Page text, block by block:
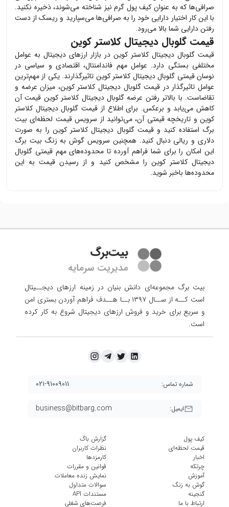
صرافی‌ها که به عنوان کیف پول گرم نیز شناخته می‌شوند، ذخیره نکنید.
با این کار اختیار دارایی خود را به صرافی‌ها می‌سپارید و ریسک از دست
رفتن دارایی شما بالا می‌رود.
قیمت گلوبال دیجیتال کلاستر کوین
قیمت گلوبال دیجیتال کلاستر کوین در بازار ارزهای دیجیتال به عوامل
مختلفی بستگی دارد. عوامل مهم فاندامنتال، اقتصادی و سیاسی در
نوسان قیمتی گلوبال دیجیتال کلاستر کوین تاثیرگذارند. یکی از مهم‌ترین
عوامل تاثیرگذار در قیمتگلوبال دیجیتال کلاستر کوین، میزان عرضه و
تقاضاست. با بالاتر رفتن عرضه گلوبال دیجیتال کلاستر کوین قیمت آن
کاهش می‌یابد و برعکس. برای اطلاع از قیمت گلوبال دیجیتال کلاستر
کوین و تاریخچه قیمتی آن، می‌توانید از سرویس قیمت لحظه‌ای بیت
برگ استفاده کنید و قیمتگلوبال دیجیتال کلاستر کوین را به صورت
دلاری و ریالی دنبال کنید. همچنین سرویس گوش به زنگ بیت برگ
این امکان را برای شما فراهم آورده تا محدوده‌های مهم قیمتی گلوبال
دیجیتال کلاستر کوین را مشخص کنید و از رسیدن قیمت به این
محدوده‌ها باخبر شوید.
بیت برگ مجموعه‌ای دانش بنیان در زمینه ارزهای دیجــیتال
است کــه از ســال ۱۳۹۷ بــا هــدف فراهم آوردن
بستری امن
و سریع برای خرید و فروش ارزهای دیجیتال شروع به کار کرده
است.
ایمیل: business@bitbarg.com
شماره تماس: ۰۲۱-۹۱۰۰۹۰۱۱
کیف پول
قیمت لحظه‌ای
اخبار
چرتکه
آموزش
گوش به زنگ
گنجینه
ارتباط با ما
گزارش باگ
نظرات کاربران
کارمزد‌ها
قوانین و مقررات
نمایش زنده معاملات
سوالات متداول
مستندات API
فرصت‌های شغلی